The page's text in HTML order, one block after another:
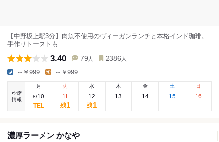
【中野坂上駅3分】肉魚不使用のヴィーガンランチと本格インド珈琲。
手作りトーストも
3.40 79 人 2386 人
～￥999 ～￥999
空席
情報
月
8/10
火
11
残1
水
12
残1
木
13
金
14
土
15
日
16
濃厚ラーメン かなや